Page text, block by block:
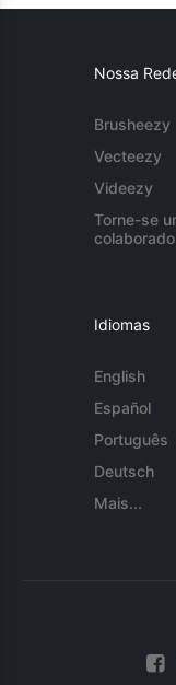
Nossa
Brusheezy
Vecteezy
Videezy
Torne-se
Idiomas
English
Español
Português
Deutsch
Mais...